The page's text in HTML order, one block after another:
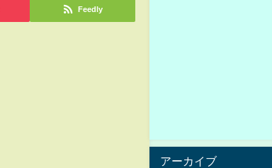
Feedly
アーカイブ